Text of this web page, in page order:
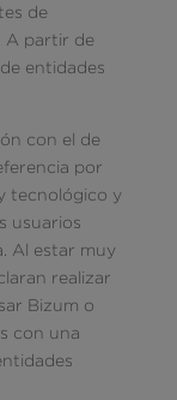
de
A partir de
entidades
con el de
por
tecnológico y
usuarios
Al estar muy
realizar
Bizum o
con una